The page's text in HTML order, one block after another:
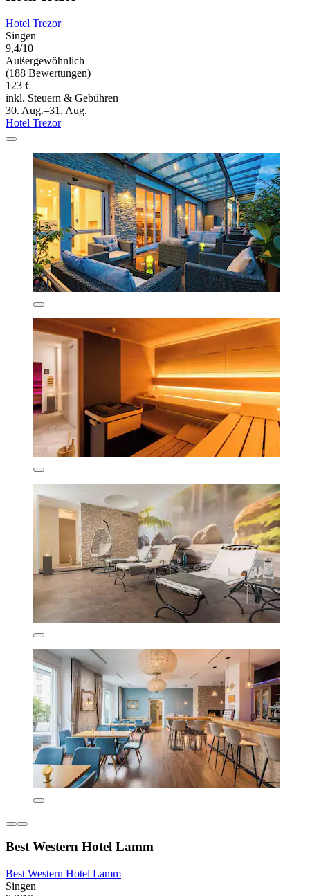
Hotel Trezor
Singen
9,4/10
Außergewöhnlich
(188 Bewertungen)
123 €
inkl. Steuern & Gebühren
30. Aug.–31. Aug.
Hotel Trezor
Best Western Hotel Lamm
Best Western Hotel Lamm
Singen